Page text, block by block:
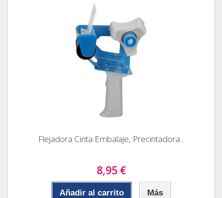
Flejadora Cinta Embalaje, Precintadora...
8,95 €
Añadir al carrito Más